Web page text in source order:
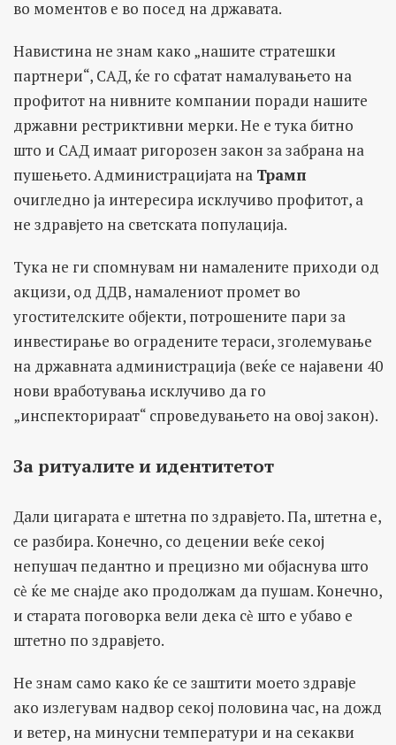
во моментов е во посед на државата.
Навистина не знам како „нашите стратешки
партнери“, САД, ќе го сфатат намалувањето на
профитот на нивните компании поради нашите
државни рестриктивни мерки. Не е тука битно
што и САД имаат ригорозен закон за забрана на
пушењето. Администрацијата на Трамп
очигледно ја интересира исклучиво профитот, а
не здравјето на светската популација.
Тука не ги спомнувам ни намалените приходи од
акцизи, од ДДВ, намалениот промет во
угостителските објекти, потрошените пари за
инвестирање во оградените тераси, зголемување
на државната администрација (веќе се најавени 40
нови вработувања исклучиво да го
„инспекторираат“ спроведувањето на овој закон).
За ритуалите и идентитетот
Дали цигарата е штетна по здравјето. Па, штетна е,
се разбира. Конечно, со децении веќе секој
непушач педантно и прецизно ми објаснува што
сѐ ќе ме снајде ако продолжам да пушам. Конечно,
и старата поговорка вели дека сѐ што е убаво е
штетно по здравјето.
Не знам само како ќе се заштити моето здравје
ако излегувам надвор секој половина час, на дожд
и ветер, на минусни температури и на секакви